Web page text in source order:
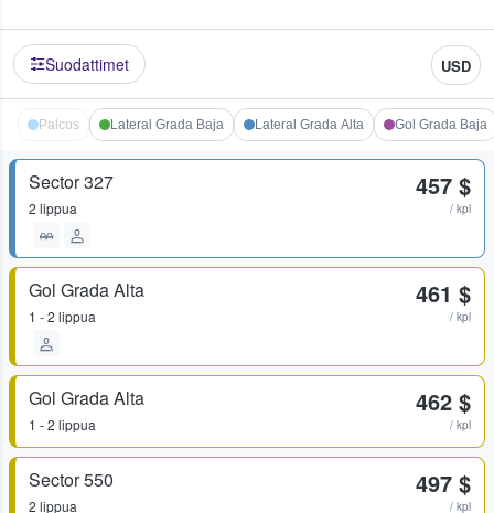
Suodattimet USD
Palcos Lateral Grada Baja Lateral Grada Alta Gol Grada Baja
Sector 327
2 lippua
457 $
/ kpl
Gol Grada Alta
1 - 2 lippua
461 $
/ kpl
Gol Grada Alta
1 - 2 lippua
462 $
/ kpl
Sector 550
2 lippua
497 $
/ kpl